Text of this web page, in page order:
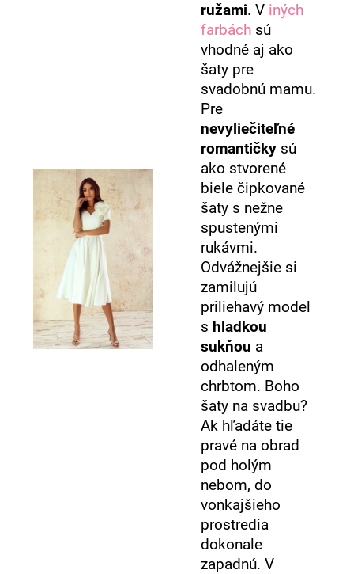
ružami. V iných
farbách sú
vhodné aj ako
šaty pre
svadobnú mamu.
Pre
nevyliečiteľné
romantičky sú
ako stvorené
biele čipkované
šaty s nežne
spustenými
rukávmi.
Odvážnejšie si
zamilujú
priliehavý model
s hladkou
sukňou a
odhaleným
chrbtom. Boho
šaty na svadbu?
Ak hľadáte tie
pravé na obrad
pod holým
nebom, do
vonkajšieho
prostredia
dokonale
zapadnú. V